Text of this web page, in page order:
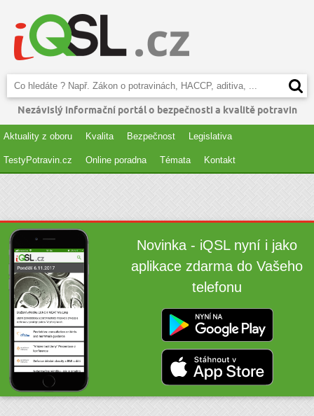
Nezávislý informační portál o bezpečnosti a kvalitě potravin
Aktuality z oboru Kvalita Bezpečnost Legislativa
TestyPotravin.cz Online poradna Témata Kontakt
Novinka - iQSL nyní i jako
aplikace zdarma do Vašeho
telefonu